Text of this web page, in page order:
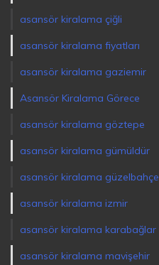
asansör kiralama çiğli
asansör kiralama fiyatları
asansör kiralama gaziemir
Asansör Kiralama Görece
asansör kiralama göztepe
asansör kiralama gümüldür
asansör kiralama güzelbahçe
asansör kiralama izmir
asansör kiralama karabağlar
asansör kiralama mavişehir